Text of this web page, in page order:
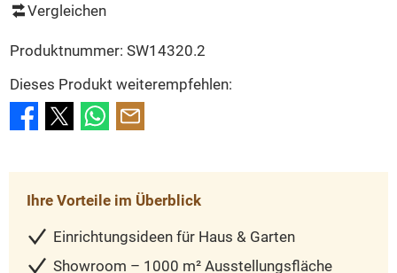
Vergleichen
Produktnummer: SW14320.2
Dieses Produkt weiterempfehlen:
Ihre Vorteile im Überblick
Einrichtungsideen für Haus & Garten
Showroom – 1000 m² Ausstellungsfläche